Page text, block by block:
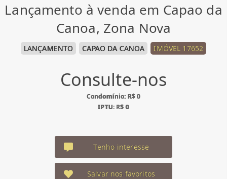
Lançamento à venda em Capao da
Canoa, Zona Nova
LANÇAMENTO CAPAO DA CANOA IMÓVEL 17652
Consulte-nos
Condomínio: R$ 0
IPTU: R$ 0
Tenho interesse
Salvar nos favoritos